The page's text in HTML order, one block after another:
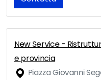
New Service -
e provincia
Piazza Giovanni